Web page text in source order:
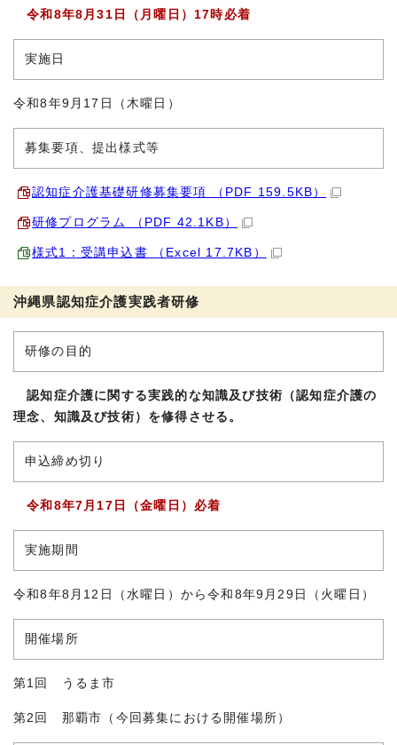
令和8年8月31日（月曜日）17時必着
実施日
令和8年9月17日（木曜日）
募集要項、提出様式等
認知症介護基礎研修募集要項 （PDF 159.5KB）
研修プログラム （PDF 42.1KB）
様式1：受講申込書 （Excel 17.7KB）
沖縄県認知症介護実践者研修
研修の目的
認知症介護に関する実践的な知識及び技術（認知症介護の
理念、知識及び技術）を修得させる。
申込締め切り
令和8年7月17日（金曜日）必着
実施期間
令和8年8月12日（水曜日）から令和8年9月29日（火曜日）
開催場所
第1回 うるま市
第2回 那覇市（今回募集における開催場所）